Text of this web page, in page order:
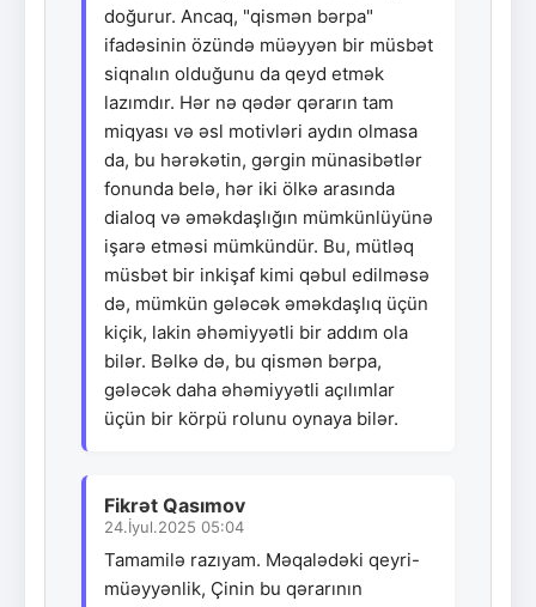
doğurur. Ancaq, "qismən bərpa"
ifadəsinin özündə müəyyən bir müsbət
siqnalın olduğunu da qeyd etmək
lazımdır. Hər nə qədər qərarın tam
miqyası və əsl motivləri aydın olmasa
da, bu hərəkətin, gərgin münasibətlər
fonunda belə, hər iki ölkə arasında
dialoq və əməkdaşlığın mümkünlüyünə
işarə etməsi mümkündür. Bu, mütləq
müsbət bir inkişaf kimi qəbul edilməsə
də, mümkün gələcək əməkdaşlıq üçün
kiçik, lakin əhəmiyyətli bir addım ola
bilər. Bəlkə də, bu qismən bərpa,
gələcək daha əhəmiyyətli açılımlar
üçün bir körpü rolunu oynaya bilər.
Fikrət Qasımov
24.İyul.2025 05:04
Tamamilə razıyam. Məqalədəki qeyri-
müəyyənlik, Çinin bu qərarının